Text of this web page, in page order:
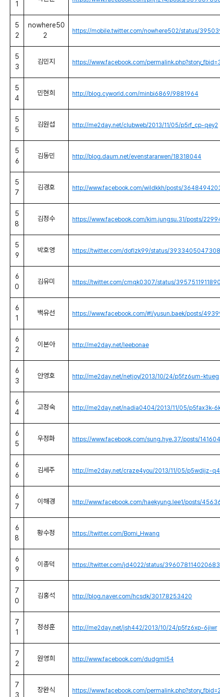
1
5
2
nowhere50
2
https://mobile.twitter.com/nowhere502/status/
5
3
김민지 https://www.facebook.com/
5
4
민현희 http://blog.cyworld.com/minbi6869/9881964
5
5
김원섭 http://me2day.net/clubweb/2013/11/05/p5rf_cp-qey2
5
6
김동민 http://blog.daum.net/evenstararwen/18318044
5
7
김경호 http://www.facebook.com/wildkkh/posts/
5
8
김정수 https://www.facebook.com/kim.jungsu.31/posts/
5
9
박호영 https://twitter.com/doflzk99/status/
6
0
김유미 https://twitter.com/cmqk0307/status/
6
1
백유선 https://www.facebook.com/#!/yusun.baek/posts/
6
2
이본아 http://me2day.net/leebonae
6
3
안영호 http://me2day.net/netjoy/2013/10/24/p5fz6um-ktueg
6
4
고정숙 http://me2day.net/nadia0404/2013/11/05/p5fax3k-
6
5
우정화 https://www.facebook.com/sung.hye.37/posts/
6
6
김세주 http://me2day.net/craze4you/2013/11/05/p5wdijz-
6
7
이해경 http://www.facebook.com/haekyung.lee1/posts/
6
8
황수정 https://twitter.com/Bomi_Hwang
6
9
이종덕 https://twitter.com/jd4022/status/
7
0
김홍석 http://blog.naver.com/hcsdk/30178253420
7
1
정성훈 http://me2day.net/jsh442/2013/10/24/p5fz6xp-6jiwr
7
2
원영희 http://www.facebook.com/dudgml54
7
3
장완식 https://www.facebook.com/